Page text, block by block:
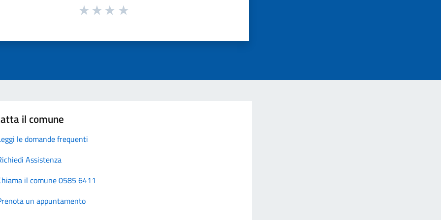
il comune
le domande frequenti
Assistenza
il comune 0585 6411
un appuntamento